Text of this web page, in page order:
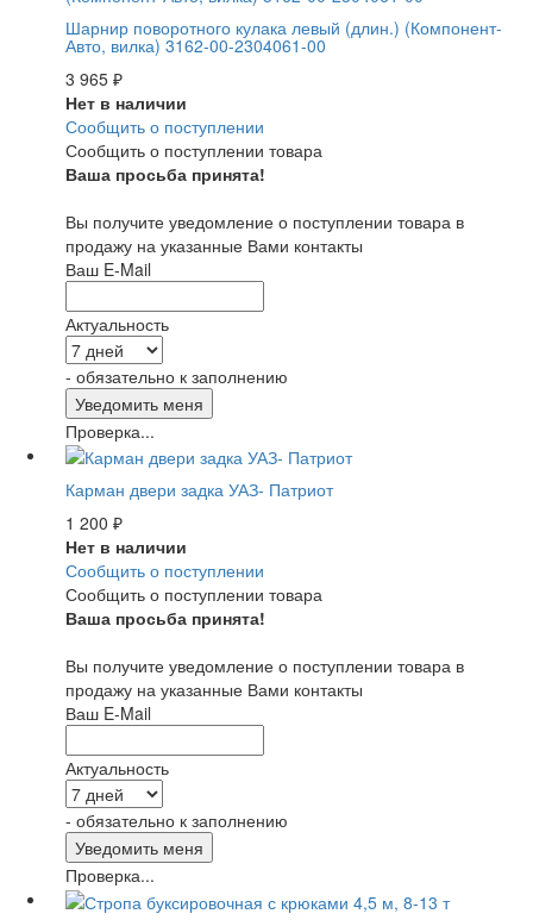
Шарнир поворотного кулака левый (длин.) (Компонент-
Авто, вилка) 3162-00-2304061-00
3 965 ₽
Нет в наличии
Сообщить о поступлении
Сообщить о поступлении товара
Ваша просьба принята!
Вы получите уведомление о поступлении товара в
продажу на указанные Вами контакты
Ваш E-Mail
Актуальность
- обязательно к заполнению
Проверка...
Карман двери задка УАЗ- Патриот
1 200 ₽
Нет в наличии
Сообщить о поступлении
Сообщить о поступлении товара
Ваша просьба принята!
Вы получите уведомление о поступлении товара в
продажу на указанные Вами контакты
Ваш E-Mail
Актуальность
- обязательно к заполнению
Проверка...